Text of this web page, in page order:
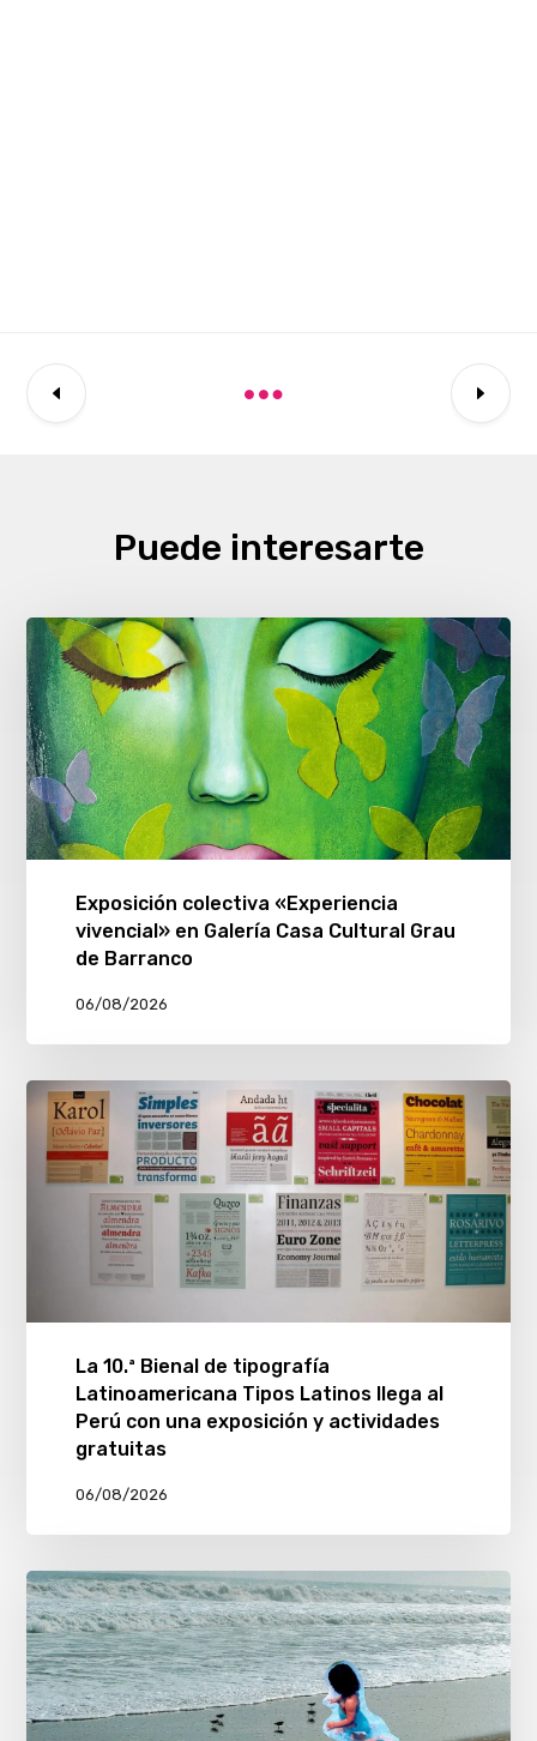
Puede interesarte
Exposición colectiva «Experiencia
vivencial» en Galería Casa Cultural Grau
de Barranco
06/08/2026
La 10.ª Bienal de tipografía
Latinoamericana Tipos Latinos llega al
Perú con una exposición y actividades
gratuitas
06/08/2026